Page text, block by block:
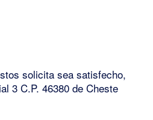
solicita sea satisfecho,
3 C.P. 46380 de Cheste